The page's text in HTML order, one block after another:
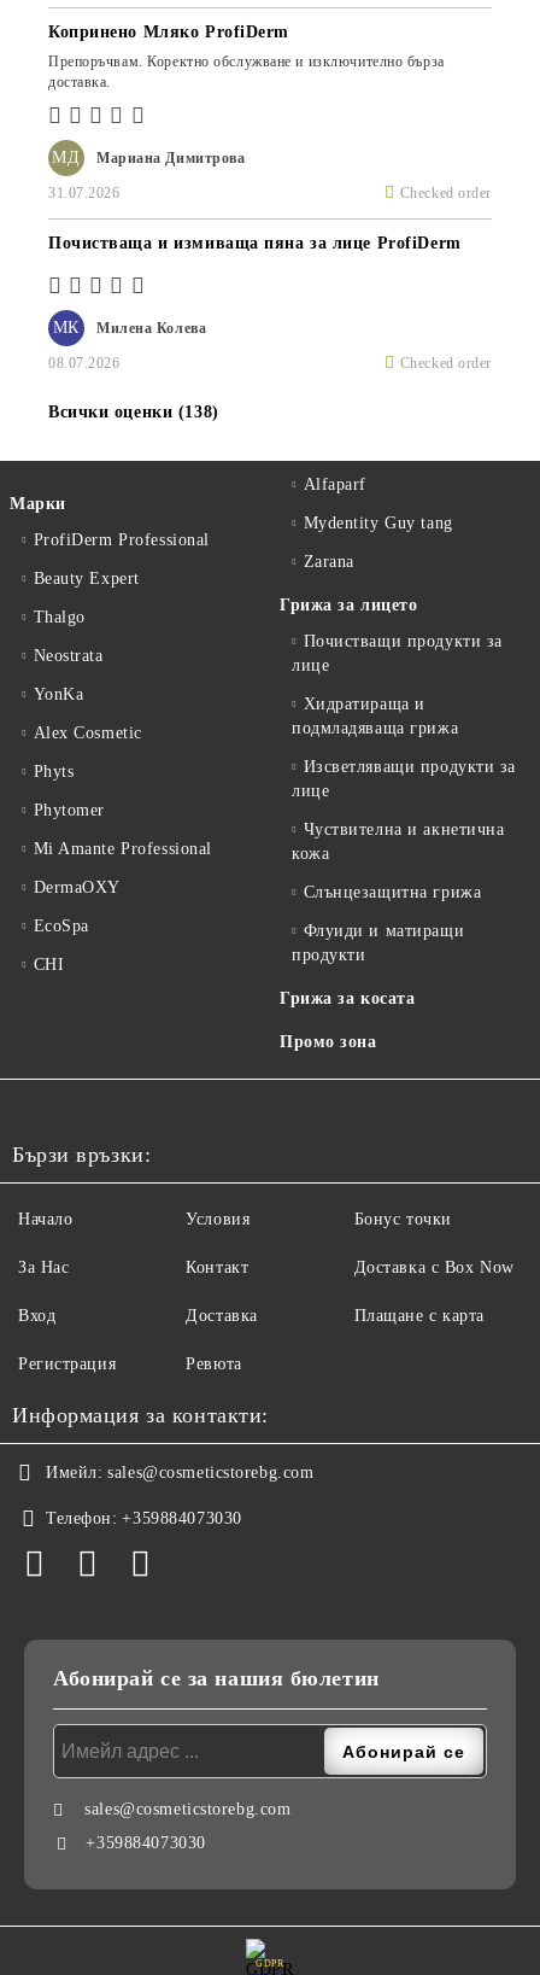
МД Мариана Димитрова
31.07.2026 Checked order
Копринено Мляко ProfiDerm
Препоръчвам. Коректно обслужване и изключително бърза
доставка.
МК Милена Колева
08.07.2026 Checked order
Почистваща и измиваща пяна за лице ProfiDerm
Всички оценки (138)
Марки
ProfiDerm Professional
Beauty Expert
Thalgo
Neostrata
YonKa
Alex Cosmetic
Phyts
Phytomer
Mi Amante Professional
DermaOXY
EcoSpa
CHI
Alfaparf
Mydentity Guy tang
Zarana
Грижа за лицето
Почистващи продукти за
лице
Хидратираща и
подмладяваща грижа
Изсветляващи продукти за
лице
Чуствителна и акнетична
кожа
Слънцезащитна грижа
Флуиди и матиращи
продукти
Грижа за косата
Промо зона
Бързи връзки:
Начало
За Нас
Вход
Регистрация
Условия
Контакт
Доставка
Ревюта
Бонус точки
Доставка с Box Now
Плащане с карта
Информация за контакти:
Имейл: sales@cosmeticstorebg.com
Телефон: +359884073030
Абонирай се за нашия бюлетин
sales@cosmeticstorebg.com
+359884073030
GDPR